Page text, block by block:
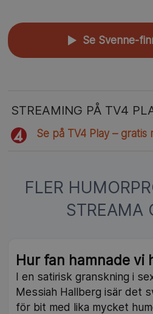
▲ Se Svenne-
STREAMING PÅ TV4
Se på TV4 Play – gratis
FLER
STREAMA
Hur fan hamnade vi
I en satirisk granskning i
Messiah Hallberg isär det
för bit med lika mycket